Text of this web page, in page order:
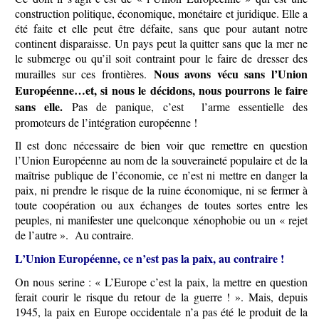
construction politique, économique, monétaire et juridique. Elle a
été faite et elle peut être défaite, sans que pour autant notre
continent disparaisse. Un pays peut la quitter sans que la mer ne
le submerge ou qu’il soit contraint pour le faire de dresser des
murailles sur ces frontières. Nous avons vécu sans l’Union
Européenne…et, si nous le décidons, nous pourrons le faire
sans elle. Pas de panique, c’est l’arme essentielle des
promoteurs de l’intégration européenne !
Il est donc nécessaire de bien voir que remettre en question
l’Union Européenne au nom de la souveraineté populaire et de la
maîtrise publique de l’économie, ce n’est ni mettre en danger la
paix, ni prendre le risque de la ruine économique, ni se fermer à
toute coopération ou aux échanges de toutes sortes entre les
peuples, ni manifester une quelconque xénophobie ou un « rejet
de l’autre ». Au contraire.
L’Union Européenne, ce n’est pas la paix, au contraire !
On nous serine : « L’Europe c’est la paix, la mettre en question
ferait courir le risque du retour de la guerre ! ». Mais, depuis
1945, la paix en Europe occidentale n’a pas été le produit de la